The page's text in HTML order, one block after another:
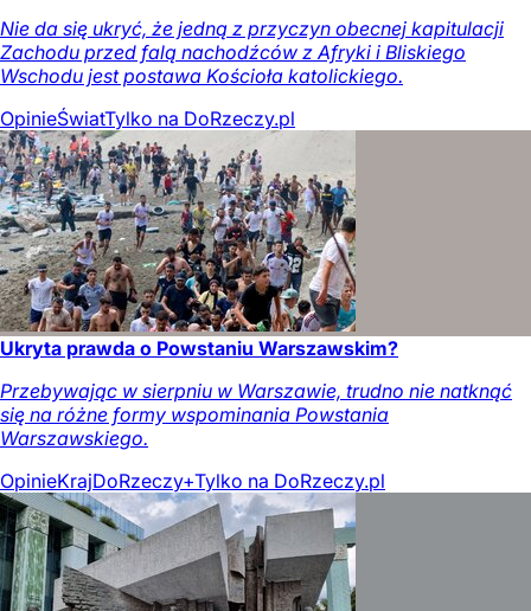
Nie da się ukryć, że jedną z przyczyn obecnej kapitulacji
Zachodu przed falą nachodźców z Afryki i Bliskiego
Wschodu jest postawa Kościoła katolickiego.
OpinieŚwiatTylko na DoRzeczy.pl
Ukryta prawda o Powstaniu Warszawskim?
Przebywając w sierpniu w Warszawie, trudno nie natknąć
się na różne formy wspominania Powstania
Warszawskiego.
OpinieKrajDoRzeczy+Tylko na DoRzeczy.pl